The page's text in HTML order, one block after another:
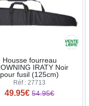
Housse fourreau
IRATY Noir
pour fusil (125cm)
Réf : 27713
49.95€ 54.95€